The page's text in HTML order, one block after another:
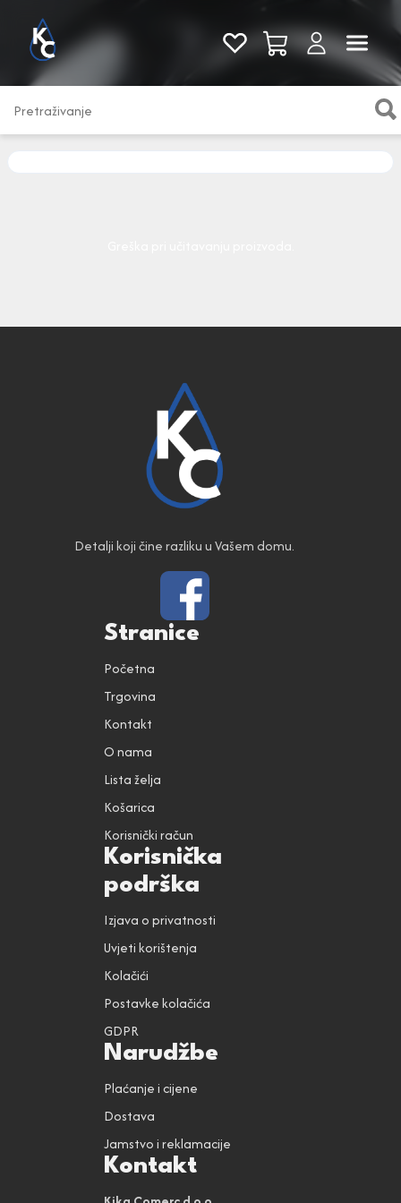
Pogledaj sve
Detalji koji čine razliku u Vašem domu.
Stranice
Početna
Trgovina
Kontakt
O nama
Lista želja
Košarica
Korisnički račun
Korisnička
podrška
Izjava o privatnosti
Uvjeti korištenja
Kolačići
Postavke kolačića
GDPR
Narudžbe
Plaćanje i cijene
Dostava
Jamstvo i reklamacije
Kontakt